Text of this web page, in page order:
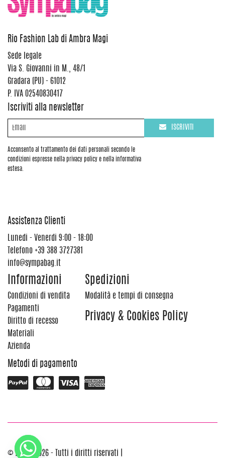
Rio Fashion Lab di Ambra Magi
Sede legale
Via S. Giovanni in M., 48/1
Gradara (PU) - 61012
P. IVA 02540830417
Iscriviti alla newsletter
Acconsento al trattamento dei dati personali secondo le
condizioni espresse nella privacy policy e nella informativa
estesa.
ISCRIVITI
Assistenza Clienti
Lunedi - Venerdi 9:00 - 18:00
Telefono +39 388 3727381
info@sympabag.it
Informazioni
Condizioni di vendita
Pagamenti
Diritto di recesso
Materiali
Azienda
Spedizioni
Modalità e tempi di consegna
Privacy & Cookies Policy
Metodi di pagamento
© 2012 - 2026 - Tutti i diritti riservati |